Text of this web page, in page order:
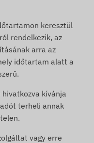
keresztül
rendelkezik, az
arra az
időtartam alatt a
kívánja
terheli annak
vagy erre